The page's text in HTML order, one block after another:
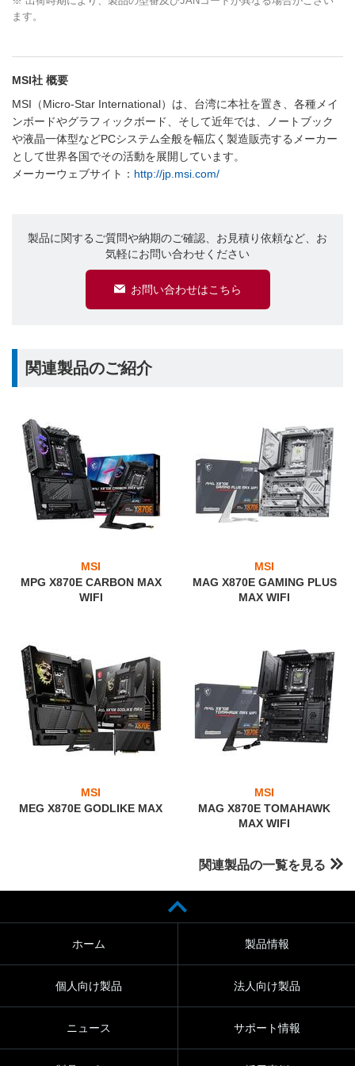
ます。
MSI社 概要
MSI（Micro-Star International）は、台湾に本社を置き、各種メイ
ンボードやグラフィックボード、そして近年では、ノートブック
や液晶一体型などPCシステム全般を幅広く製造販売するメーカー
として世界各国でその活動を展開しています。
メーカーウェブサイト： http://jp.msi.com/
製品に関するご質問や納期のご確認、お見積り依頼など、お
気軽にお問い合わせください
お問い合わせはこちら
関連製品のご紹介
MSI
MPG X870E CARBON MAX
WIFI
MSI
MAG X870E GAMING PLUS
MAX WIFI
MSI
MEG X870E GODLIKE MAX
MSI
MAG X870E TOMAHAWK
MAX WIFI
関連製品の一覧を見る
ホーム 製品情報
個人向け製品 法人向け製品
ニュース サポート情報